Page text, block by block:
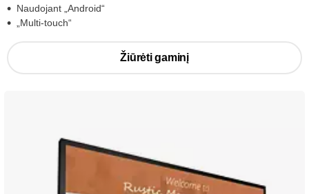
Naudojant „Android“
„Multi-touch“
Žiūrėti gaminį